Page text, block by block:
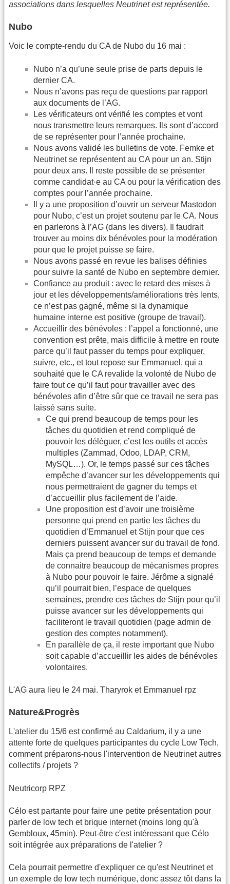
associations dans lesquelles Neutrinet est représentée.
Nubo
Voic le compte-rendu du CA de Nubo du 16 mai :
Nubo n’a qu’une seule prise de parts depuis le
dernier CA.
Nous n’avons pas reçu de questions par rapport
aux documents de l’AG.
Les vérificateurs ont vérifié les comptes et vont
nous transmettre leurs remarques. Ils sont d’accord
de se représenter pour l’année prochaine.
Nous avons validé les bulletins de vote. Femke et
Neutrinet se représentent au CA pour un an. Stijn
pour deux ans. Il reste possible de se présenter
comme candidat·e au CA ou pour la vérification des
comptes pour l’année prochaine.
Il y a une proposition d’ouvrir un serveur Mastodon
pour Nubo, c’est un projet soutenu par le CA. Nous
en parlerons à l’AG (dans les divers). Il faudrait
trouver au moins dix bénévoles pour la modération
pour que le projet puisse se faire.
Nous avons passé en revue les balises définies
pour suivre la santé de Nubo en septembre dernier.
Confiance au produit : avec le retard des mises à
jour et les développements/améliorations très lents,
ce n’est pas gagné, même si la dynamique
humaine interne est positive (groupe de travail).
Accueillir des bénévoles : l’appel a fonctionné, une
convention est prête, mais difficile à mettre en route
parce qu’il faut passer du temps pour expliquer,
suivre, etc., et tout repose sur Emmanuel, qui a
souhaité que le CA revalide la volonté de Nubo de
faire tout ce qu’il faut pour travailler avec des
bénévoles afin d’être sûr que ce travail ne sera pas
laissé sans suite.
Ce qui prend beaucoup de temps pour les
tâches du quotidien et rend compliqué de
pouvoir les déléguer, c’est les outils et accès
multiples (Zammad, Odoo, LDAP, CRM,
MySQL…). Or, le temps passé sur ces tâches
empêche d’avancer sur les développements qui
nous permettraient de gagner du temps et
d’accueillir plus facilement de l’aide.
Une proposition est d’avoir une troisième
personne qui prend en partie les tâches du
quotidien d’Emmanuel et Stijn pour que ces
derniers puissent avancer sur du travail de fond.
Mais ça prend beaucoup de temps et demande
de connaitre beaucoup de mécanismes propres
à Nubo pour pouvoir le faire. Jérôme a signalé
qu’il pourrait bien, l’espace de quelques
semaines, prendre ces tâches de Stijn pour qu’il
puisse avancer sur les développements qui
faciliteront le travail quotidien (page admin de
gestion des comptes notamment).
En parallèle de ça, il reste important que Nubo
soit capable d’accueillir les aides de bénévoles
volontaires.
L'AG aura lieu le 24 mai. Tharyrok et Emmanuel rpz
Nature&Progrès
L'atelier du 15/6 est confirmé au Caldarium, il y a une
attente forte de quelques participantes du cycle Low Tech,
comment préparons-nous l'intervention de Neutrinet autres
collectifs / projets ?
Neutricorp RPZ
Célo est partante pour faire une petite présentation pour
parler de low tech et brique internet (moins long qu'à
Gembloux, 45min). Peut-être c'est intéressant que Célo
soit intégrée aux préparations de l'atelier ?
Cela pourrait permettre d'expliquer ce qu'est Neutrinet et
un exemple de low tech numérique, donc assez tôt dans la